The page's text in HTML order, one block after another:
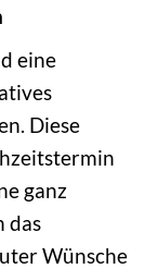
eine
Diese
ganz
das
Wünsche